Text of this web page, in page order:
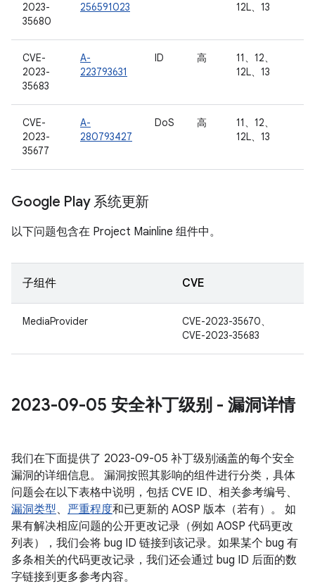
2023-
35680
256591023
12L、13
CVE-
2023-
35683
A-
223793631
ID 高
11、12、
12L、13
CVE-
2023-
35677
A-
280793427
DoS 高
11、12、
12L、13
Google Play 系统更新
以下问题包含在 Project Mainline 组件中。
子组件 CVE
MediaProvider
CVE-2023-35670、
CVE-2023-35683
2023-09-05 安全补丁级别 - 漏洞详情
我们在下面提供了 2023-09-05 补丁级别涵盖的每个安全
漏洞的详细信息。 漏洞按照其影响的组件进行分类，具体
问题会在以下表格中说明，包括 CVE ID、相关参考编号、
漏洞类型、 严重程度和已更新的 AOSP 版本（若有）。 如
果有解决相应问题的公开更改记录（例如 AOSP 代码更改
列表），我们会将 bug ID 链接到该记录。如果某个 bug 有
多条相关的代码更改记录，我们还会通过 bug ID 后面的数
字链接到更多参考内容。